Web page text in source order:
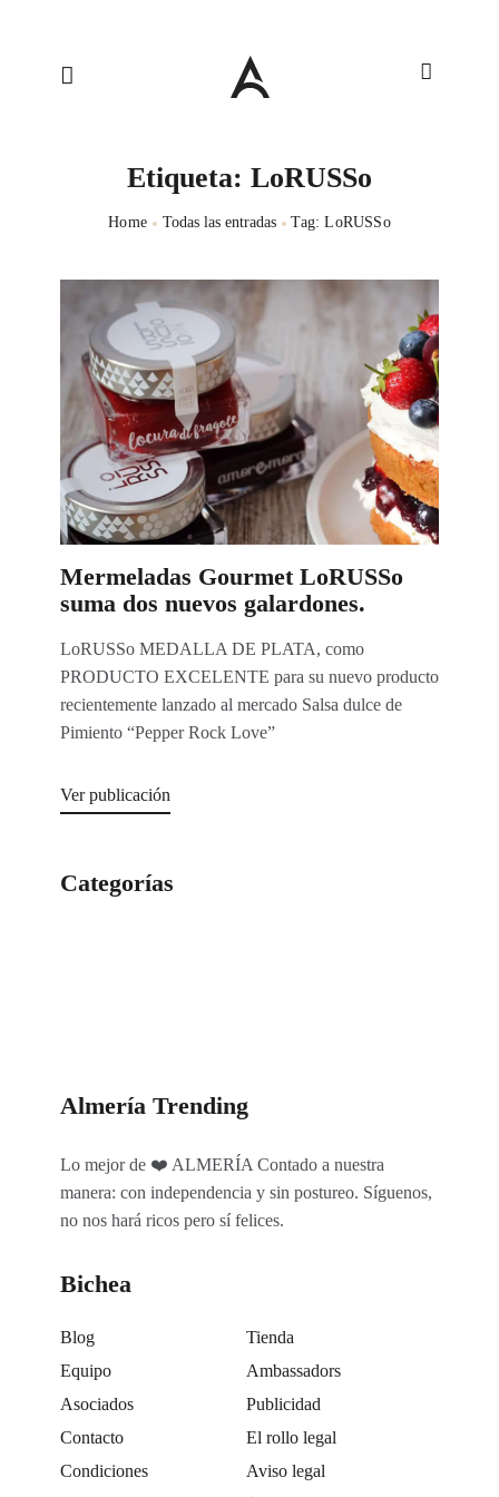
Etiqueta: LoRUSSo
Home Todas las entradas Tag: LoRUSSo
Mermeladas Gourmet LoRUSSo
suma dos nuevos galardones.
LoRUSSo MEDALLA DE PLATA, como
PRODUCTO EXCELENTE para su nuevo producto
recientemente lanzado al mercado Salsa dulce de
Pimiento “Pepper Rock Love”
Ver publicación
Categorías
Almería Trending
Lo mejor de ❤️ ALMERÍA Contado a nuestra
manera: con independencia y sin postureo. Síguenos,
no nos hará ricos pero sí felices.
Bichea
Blog
Tienda
Equipo
Ambassadors
Asociados
Publicidad
Contacto
El rollo legal
Condiciones
Aviso legal